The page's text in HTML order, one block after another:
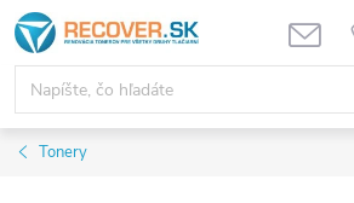
Prejsť
na
obsah
Tonery